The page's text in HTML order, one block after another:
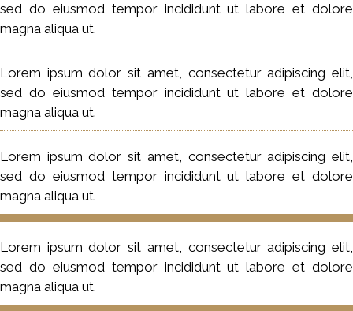
sed do eiusmod tempor incididunt ut labore et dolore
magna aliqua ut.
Lorem ipsum dolor sit amet, consectetur adipiscing elit,
sed do eiusmod tempor incididunt ut labore et dolore
magna aliqua ut.
Lorem ipsum dolor sit amet, consectetur adipiscing elit,
sed do eiusmod tempor incididunt ut labore et dolore
magna aliqua ut.
Lorem ipsum dolor sit amet, consectetur adipiscing elit,
sed do eiusmod tempor incididunt ut labore et dolore
magna aliqua ut.